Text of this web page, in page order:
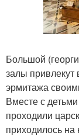
Большой
залы привлекут
эрмитажа
Вместе с
проходили
приходилось на